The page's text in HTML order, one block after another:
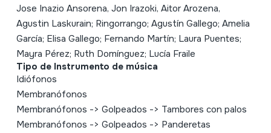
Jose Inazio Ansorena, Jon Irazoki, Aitor Arozena,
Agustin Laskurain; Ringorrango; Agustín Gallego; Amelia
García; Elisa Gallego; Fernando Martín; Laura Puentes;
Mayra Pérez; Ruth Domínguez; Lucía Fraile
Tipo de Instrumento de música
Idiófonos
Membranófonos
Membranófonos -> Golpeados -> Tambores con palos
Membranófonos -> Golpeados -> Panderetas